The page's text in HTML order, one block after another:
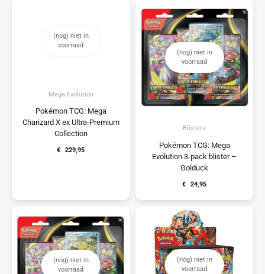
(nog) niet in
voorraad
Mega Evolution
Pokémon TCG: Mega
Charizard X ex Ultra-Premium
Collection
€ 229,95
(nog) niet in
voorraad
Blisters
Pokémon TCG: Mega
Evolution 3-pack blister –
Golduck
€ 24,95
(nog) niet in
voorraad
(nog) niet in
voorraad